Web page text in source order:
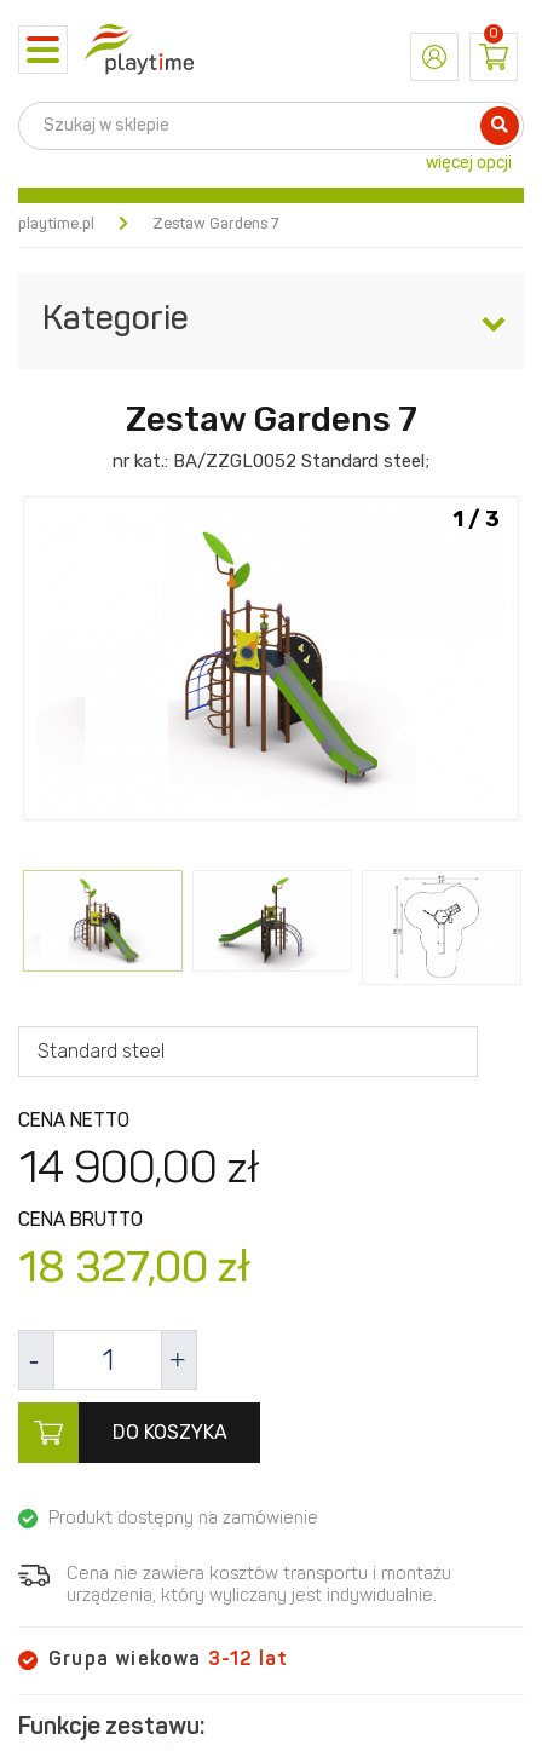
Toggle
navigation
0
więcej opcji
playtime.pl Zestaw Gardens 7
Kategorie
Zestaw Gardens 7
nr kat.: BA/ZZGL0052 Standard steel;
1 / 3
Standard steel
CENA NETTO
14 900,00 zł
CENA BRUTTO
18 327,00 zł
DO KOSZYKA
Produkt dostępny na zamówienie
Cena nie zawiera kosztów transportu i montażu
urządzenia, który wyliczany jest indywidualnie.
Grupa wiekowa 3-12 lat
Funkcje zestawu: